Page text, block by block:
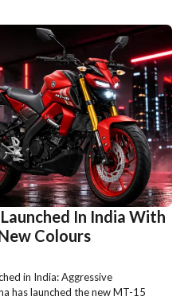
In India With
Colours
in India: Aggressive
has launched the new MT-15